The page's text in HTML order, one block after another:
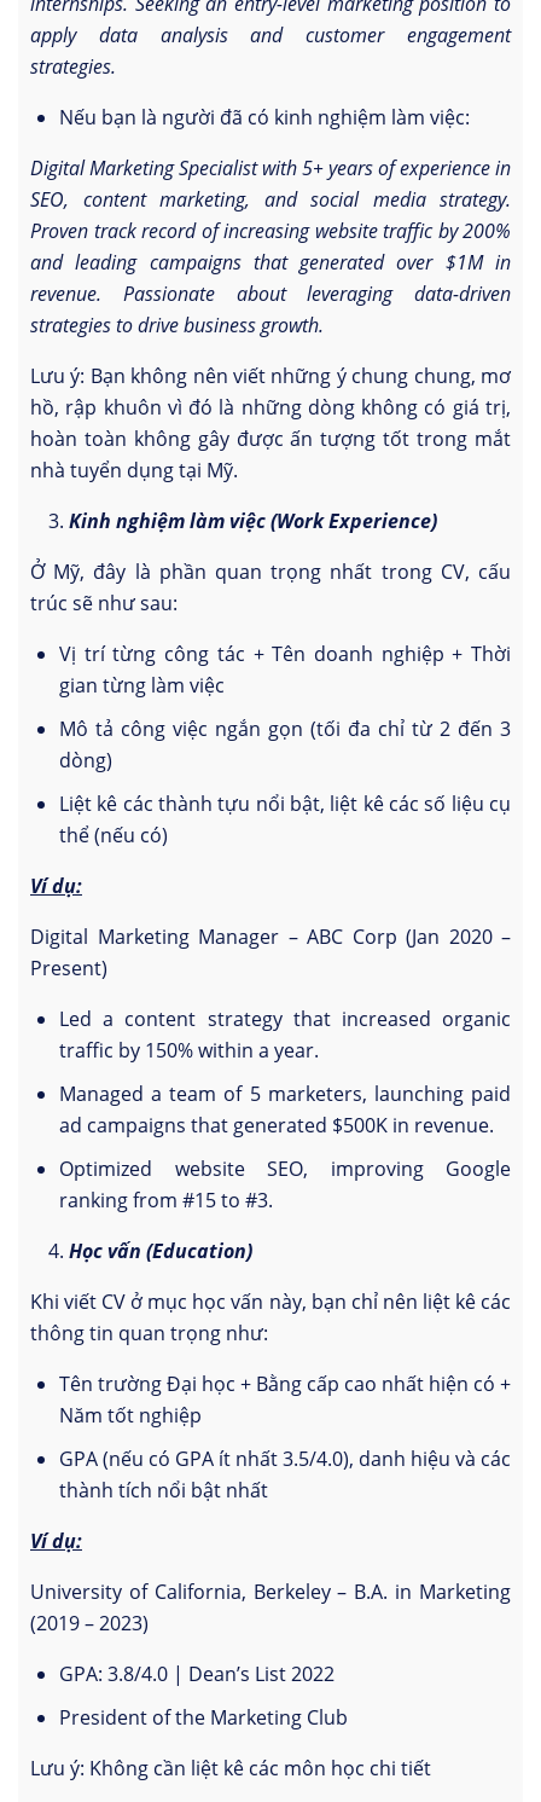
apply data analysis and customer engagement
strategies.
Nếu bạn là người đã có kinh nghiệm làm việc:
Digital Marketing Specialist with 5+ years of experience in
SEO, content marketing, and social media strategy.
Proven track record of increasing website traffic by 200%
and leading campaigns that generated over $1M in
revenue. Passionate about leveraging data-driven
strategies to drive business growth.
Lưu ý: Bạn không nên viết những ý chung chung, mơ
hồ, rập khuôn vì đó là những dòng không có giá trị,
hoàn toàn không gây được ấn tượng tốt trong mắt
nhà tuyển dụng tại Mỹ.
Kinh nghiệm làm việc (Work Experience)
Ở Mỹ, đây là phần quan trọng nhất trong CV, cấu
trúc sẽ như sau:
Vị trí từng công tác + Tên doanh nghiệp + Thời
gian từng làm việc
Mô tả công việc ngắn gọn (tối đa chỉ từ 2 đến 3
dòng)
Liệt kê các thành tựu nổi bật, liệt kê các số liệu cụ
thể (nếu có)
Ví dụ:
Digital Marketing Manager – ABC Corp (Jan 2020 –
Present)
Led a content strategy that increased organic
traffic by 150% within a year.
Managed a team of 5 marketers, launching paid
ad campaigns that generated $500K in revenue.
Optimized website SEO, improving Google
ranking from #15 to #3.
Học vấn (Education)
Khi viết CV ở mục học vấn này, bạn chỉ nên liệt kê các
thông tin quan trọng như:
Tên trường Đại học + Bằng cấp cao nhất hiện có +
Năm tốt nghiệp
GPA (nếu có GPA ít nhất 3.5/4.0), danh hiệu và các
thành tích nổi bật nhất
Ví dụ:
University of California, Berkeley – B.A. in Marketing
(2019 – 2023)
GPA: 3.8/4.0 | Dean’s List 2022
President of the Marketing Club
Lưu ý: Không cần liệt kê các môn học chi tiết